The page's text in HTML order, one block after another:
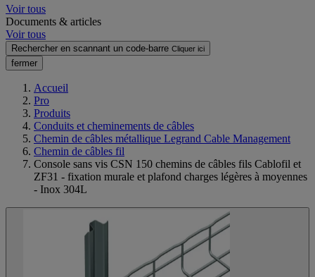
Voir tous
Documents & articles
Voir tous
Rechercher en scannant un code-barre Cliquer ici
fermer
Accueil
Pro
Produits
Conduits et cheminements de câbles
Chemin de câbles métallique Legrand Cable Management
Chemin de câbles fil
Console sans vis CSN 150 chemins de câbles fils Cablofil et
ZF31 - fixation murale et plafond charges légères à moyennes
- Inox 304L